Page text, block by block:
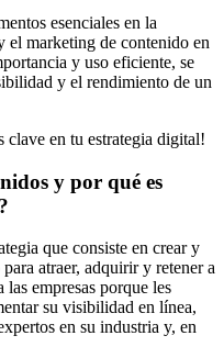
esenciales en la
el marketing de contenido en
y uso eficiente, se
y el rendimiento de un
clave en tu estrategia digital!
y por qué es
que consiste en crear y
atraer, adquirir y retener a
empresas porque les
su visibilidad en línea,
en su industria y, en